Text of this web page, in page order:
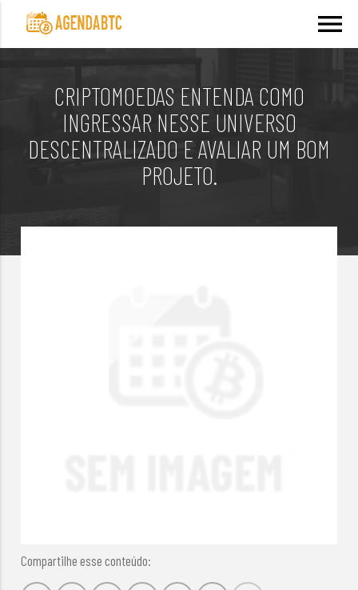
menu
CRIPTOMOEDAS ENTENDA COMO
INGRESSAR NESSE UNIVERSO
DESCENTRALIZADO E AVALIAR UM BOM
PROJETO.
Compartilhe esse conteúdo: